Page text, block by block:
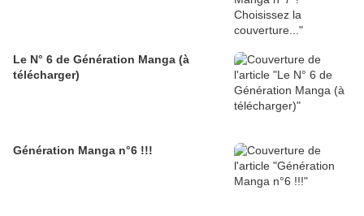
Le N° 6 de Génération Manga (à
télécharger)
Génération Manga n°6 !!!